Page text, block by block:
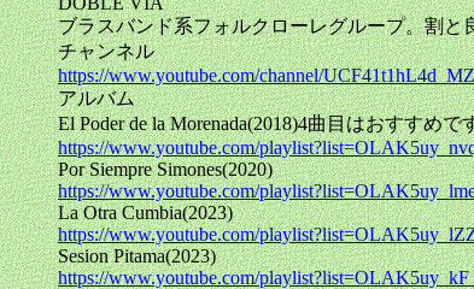
ブラスバンド系フォルクローレグループ。割と
チャンネル
https://www.youtube.com/channel/
アルバム
El Poder de la Morenada(2018)4曲目はおすすめで
https://www.youtube.com/
Por Siempre Simones(2020)
https://www.youtube.com/
La Otra Cumbia(2023)
https://www.youtube.com/
Sesion Pitama(2023)
https://www.youtube.com/